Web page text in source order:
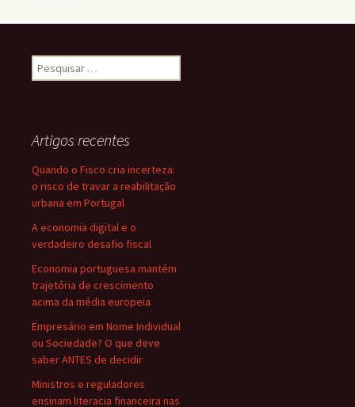
Pesquisar
por:
Artigos recentes
Quando o Fisco cria incerteza:
o risco de travar a reabilitação
urbana em Portugal
A economia digital e o
verdadeiro desafio fiscal
Economia portuguesa mantém
trajetória de crescimento
acima da média europeia
Empresário em Nome Individual
ou Sociedade? O que deve
saber ANTES de decidir
Ministros e reguladores
ensinam literacia financeira nas